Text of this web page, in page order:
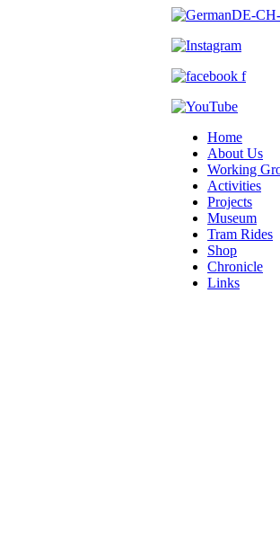
Home
About Us
Working
Activities
Projects
Museum
Tram Rides
Shop
Chronicle
Links